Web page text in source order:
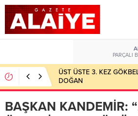
PARÇALI
ÜST ÜSTE 3. KEZ
DOĞAN
BAŞKAN KANDEMİR: